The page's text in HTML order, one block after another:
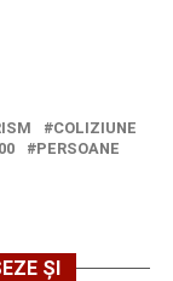
COLIZIUNE
PERSOANE
ȘI